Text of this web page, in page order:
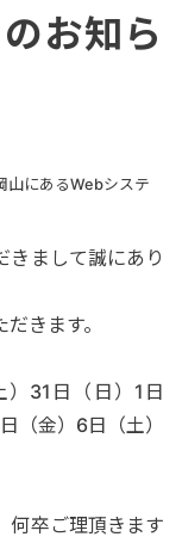
お知ら
山にあるWebシステ
きまして誠にあり
きます。
31日（日）1日
（金）6日（土）
何卒ご理頂きます